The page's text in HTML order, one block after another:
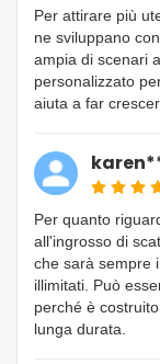
Per attirare più
ne sviluppano
ampia di scenari
personalizzato
aiuta a far
Per quanto
all'ingrosso di
che sarà sempre
illimitati. Può
perché è
lunga durata.